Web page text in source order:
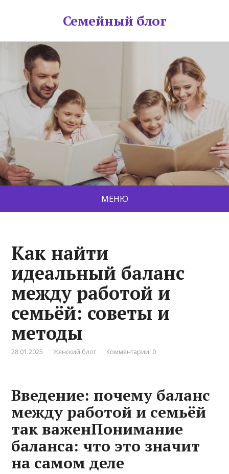
Семейный блог
МЕНЮ
Как найти
идеальный баланс
между работой и
семьёй: советы и
методы
28.01.2025 Женский блог Комментарии: 0
Введение: почему баланс
между работой и семьёй
так важенПонимание
баланса: что это значит
на самом деле